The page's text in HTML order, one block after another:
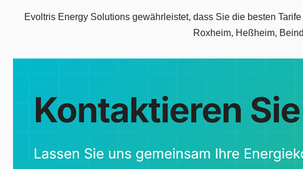
Evoltris Energy Solutions gewährleistet, dass Sie die besten
Roxheim, Heßheim,